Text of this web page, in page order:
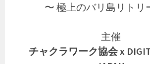
〜 極上のバリ島リトリ
主催
チャクラワーク協会 x